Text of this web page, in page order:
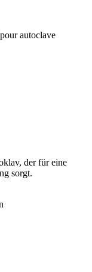
der für eine
sorgt.